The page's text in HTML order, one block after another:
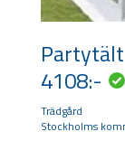
Partytält
4108:-
Trädgård
Stockholms